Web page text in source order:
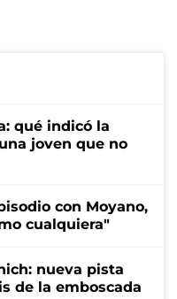
qué indicó la
joven que no
con Moyano,
cualquiera"
nueva pista
de la emboscada